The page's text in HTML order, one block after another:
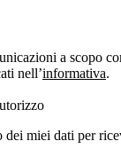
a scopo
nell’informativa.
dei miei dati per